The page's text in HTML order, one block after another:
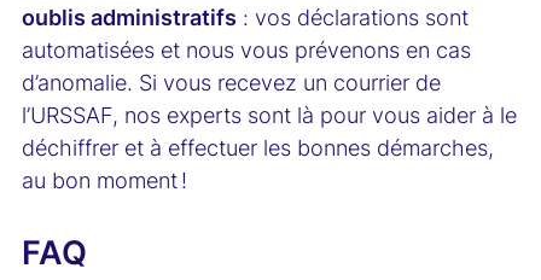
oublis administratifs : vos déclarations sont
automatisées et nous vous prévenons en cas
d’anomalie. Si vous recevez un courrier de
l’URSSAF, nos experts sont là pour vous aider à le
déchiffrer et à effectuer les bonnes démarches,
au bon moment !
FAQ